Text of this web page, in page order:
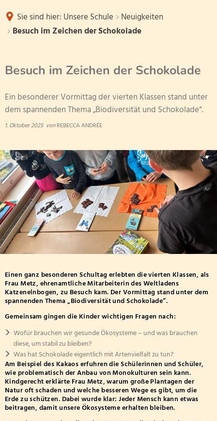
Unsere Schule
Unsere Schulwerte
Unsere Klassen
Klasse 1b
Klasse 2a
Klasse 2b
Klasse 2c
Klasse 3b
Klasse 3d
Klasse 4a
Unser Team
FSJler
Ganztag/
Sekretariat
Unser Schulelternbeirat
volle Halbtagsschule
Schwerpunktschule
Medienkoordination
Alles
Lernzeit
Betreuende Grundschule
Unsere Partner
Weiterführende Schulen
Sportjugend Rheinland-Pfalz
Datenschutzworkshop
Förder- und Beratungszentrum
Haus der Familie
Bücherei für den Einrich
Ganztagsschule
Schulbuchausleihe
Ferienübersichten
Übergang Weiterführende Schule
Sie sind hier: Unsere Schule
Neuigkeiten
Besuch im Zeichen der Schokolade
Besuch im Zeichen der Schokolade
Ein besonderer Vormittag der vierten Klassen stand unter
dem spannenden Thema „Biodiversität und Schokolade“.
1. Oktober 2025 vonREBECCA ANDRÉE
Einen ganz besonderen Schultag erlebten die vierten Klassen, als
Frau Metz, ehrenamtliche Mitarbeiterin des Weltladens
Katzenelnbogen, zu Besuch kam. Der Vormittag stand unter dem
spannenden Thema „Biodiversität und Schokolade“.
Gemeinsam gingen die Kinder wichtigen Fragen nach:
Wofür brauchen wir gesunde Ökosysteme – und was brauchen
diese, um stabil zu bleiben?
Was hat Schokolade eigentlich mit Artenvielfalt zu tun?
Am Beispiel des Kakaos erfuhren die Schülerinnen und Schüler,
wie problematisch der Anbau von Monokulturen sein kann.
Kindgerecht erklärte Frau Metz, warum große Plantagen der
Natur oft schaden und welche besseren Wege es gibt, um die
Erde zu schützen. Dabei wurde klar: Jeder Mensch kann etwas
beitragen, damit unsere Ökosysteme erhalten bleiben.